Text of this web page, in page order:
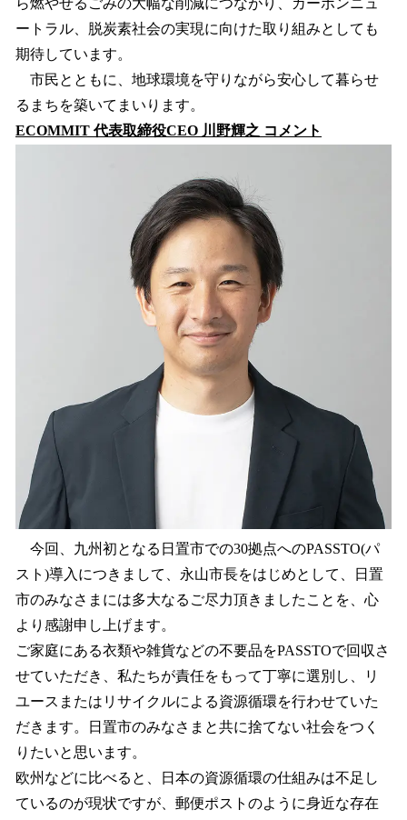
ら燃やせるごみの大幅な削減につながり、カーボンニュ
ートラル、脱炭素社会の実現に向けた取り組みとしても
期待しています。
市民とともに、地球環境を守りながら安心して暮らせ
るまちを築いてまいります。
ECOMMIT 代表取締役CEO 川野輝之 コメント
今回、九州初となる日置市での30拠点へのPASSTO(パ
スト)導入につきまして、永山市長をはじめとして、日置
市のみなさまには多大なるご尽力頂きましたことを、心
より感謝申し上げます。
ご家庭にある衣類や雑貨などの不要品をPASSTOで回収さ
せていただき、私たちが責任をもって丁寧に選別し、リ
ユースまたはリサイクルによる資源循環を行わせていた
だきます。日置市のみなさまと共に捨てない社会をつく
りたいと思います。
欧州などに比べると、日本の資源循環の仕組みは不足し
ているのが現状ですが、郵便ポストのように身近な存在